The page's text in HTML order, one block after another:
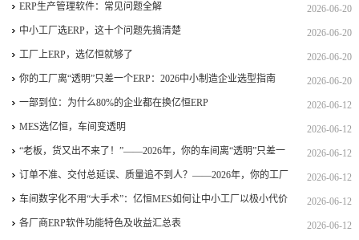
2026-06-20
ERP生产管理软件：常见问题全解
2026-06-20
中小工厂选ERP，这十个问题先搞清楚
2026-06-20
工厂上ERP，选亿恒就够了
2026-06-20
你的工厂离“透明”只差一个ERP：2026中小制造企业选型指南
2026-06-12
一部到位：为什么80%的企业都在换亿恒ERP
2026-06-12
MES选亿恒，车间变透明
2026-06-12
“老板，货又出不来了！”——2026年，你的车间离“透明”只差一
个亿恒MES 2026-06-12
订单不准、交付总延误、质量追不到人？——2026年，你的工厂
真的需要一个“车间指挥官” 2026-06-12
车间数字化不用“大手术”：亿恒MES如何让中小工厂以极小代价
实现透明化制造 2026-06-12
各厂商ERP软件功能特色及收益汇总表